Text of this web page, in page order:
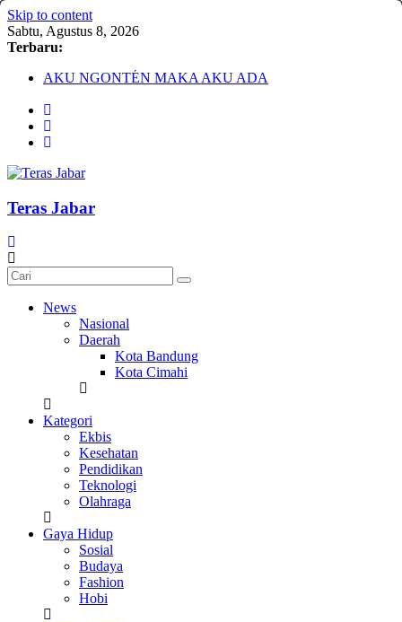
Skip to content
Sabtu, Agustus 8, 2026
Terbaru:
AKU NGONTÉN MAKA AKU ADA
Taubat Selalu Terbuka
Darurat HIV pada Remaja, Solusi tak Menyentuh Masalah
Komnas Anti Pemurtadan Gandeng Dewan Dakwah Gelar
Pemurtadan
Barat Siap Pecahkan Rekor MURI Lewat Festival Tunas
Teras Jabar
News
Nasional
Daerah
Kota Bandung
Kota Cimahi
Kategori
Ekbis
Kesehatan
Pendidikan
Teknologi
Olahraga
Gaya Hidup
Sosial
Budaya
Fashion
Hobi